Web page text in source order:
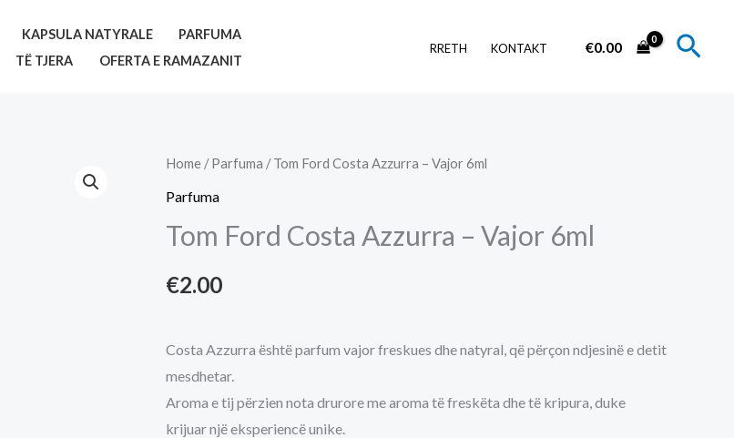
KAPSULA NATYRALE
PARFUMA
TË TJERA OFERTA E RAMAZANIT
RRETH KONTAKT €0.00
Home /Parfuma / Tom Ford Costa Azzurra – Vajor 6ml
Parfuma
Tom Ford Costa Azzurra – Vajor 6ml
€2.00
Costa Azzurra është parfum vajor freskues dhe natyral, që përçon ndjesinë e detit
mesdhetar.
Aroma e tij përzien nota drurore me aroma të freskëta dhe të kripura, duke
krijuar një eksperiencë unike.